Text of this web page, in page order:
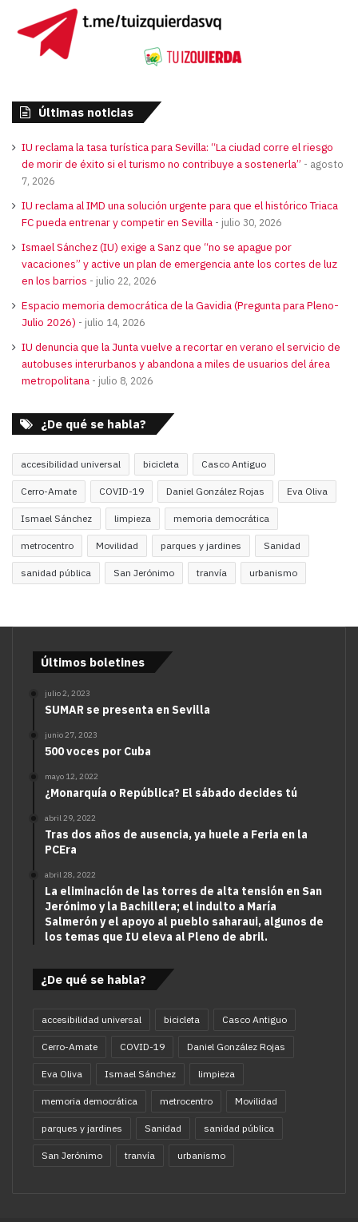
Últimas noticias
IU reclama la tasa turística para Sevilla: “La ciudad corre el riesgo
de morir de éxito si el turismo no contribuye a sostenerla”
agosto
7, 2026
IU reclama al IMD una solución urgente para que el histórico Triaca
FC pueda entrenar y competir en Sevilla
julio 30, 2026
Ismael Sánchez (IU) exige a Sanz que “no se apague por
vacaciones” y active un plan de emergencia ante los cortes de luz
en los barrios
julio 22, 2026
Espacio memoria democrática de la Gavidia (Pregunta para Pleno-
Julio 2026)
julio 14, 2026
IU denuncia que la Junta vuelve a recortar en verano el servicio de
autobuses interurbanos y abandona a miles de usuarios del área
metropolitana
julio 8, 2026
¿De qué se habla?
accesibilidad universal bicicleta Casco Antiguo
Cerro-Amate COVID-19 Daniel González Rojas Eva Oliva
Ismael Sánchez limpieza memoria democrática
metrocentro Movilidad parques y jardines Sanidad
sanidad pública San Jerónimo tranvía urbanismo
Últimos boletines
julio 2, 2023
SUMAR se presenta en Sevilla
junio 27, 2023
500 voces por Cuba
mayo 12, 2022
¿Monarquía o República? El sábado decides tú
abril 29, 2022
Tras dos años de ausencia, ya huele a Feria en la
PCEra
abril 28, 2022
La eliminación de las torres de alta tensión en San
Jerónimo y la Bachillera; el indulto a María
Salmerón y el apoyo al pueblo saharaui, algunos de
los temas que IU eleva al Pleno de abril.
¿De qué se habla?
accesibilidad universal bicicleta Casco Antiguo
Cerro-Amate COVID-19 Daniel González Rojas
Eva Oliva Ismael Sánchez limpieza
memoria democrática metrocentro Movilidad
parques y jardines Sanidad sanidad pública
San Jerónimo tranvía urbanismo